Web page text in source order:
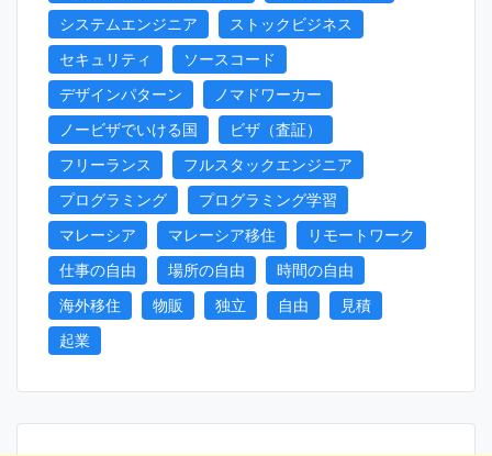
システムエンジニア
ストックビジネス
セキュリティ
ソースコード
デザインパターン
ノマドワーカー
ノービザでいける国
ビザ（査証）
フリーランス
フルスタックエンジニア
プログラミング
プログラミング学習
マレーシア
マレーシア移住
リモートワーク
仕事の自由
場所の自由
時間の自由
海外移住
物販 独立 自由
見積
起業